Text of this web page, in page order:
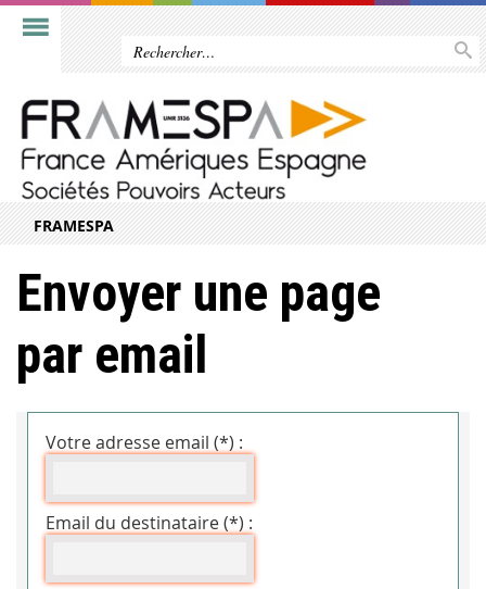
FRAMESPA
Envoyer une page
par email
Votre adresse email (*) :
Email du destinataire (*) :